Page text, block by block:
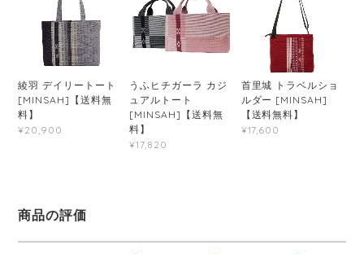
綾羽 デイリートート
[MINSAH]【送料無
料】
¥20,900
うふヒチガーラ カジ
ュアルトート
[MINSAH]【送料無
料】
¥17,820
首里城 トラベルショ
ルダー [MINSAH]
【送料無料】
¥17,600
商品の評価